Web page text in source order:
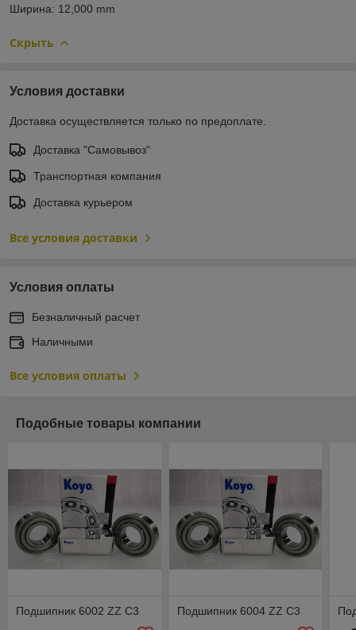
Ширина: 12,000 mm
Скрыть
Условия доставки
Доставка осуществляется только по предоплате.
Доставка "Самовывоз"
Транспортная компания
Доставка курьером
Все условия доставки
Условия оплаты
Безналичный расчет
Наличными
Все условия оплаты
Подобные товары компании
Подшипник 6002 ZZ C3
Подшипник 6004 ZZ C3